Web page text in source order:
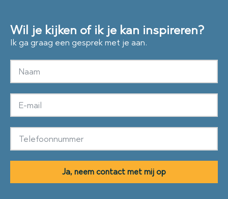
Wil je kijken of ik je kan inspireren?
Ik ga graag een gesprek met je aan.
Ja, neem contact met mij op